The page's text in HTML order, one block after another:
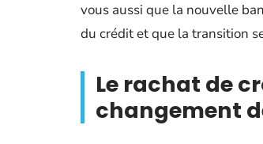
vous aussi que la nouvelle
du crédit et que la transition
Le rachat de
changement